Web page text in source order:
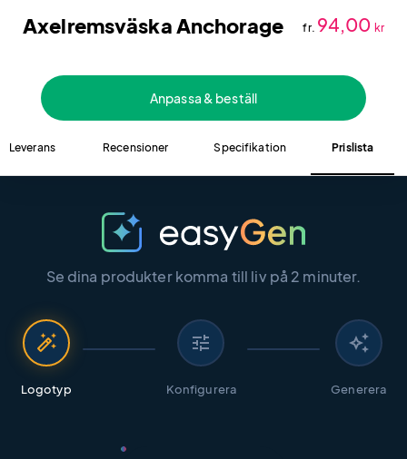
Axelremsväska Anchorage fr. 94,00 kr
Anpassa & beställ
Leverans Recensioner Specifikation Prislista
Se dina produkter komma till liv på 2 minuter.
auto_fix_high
Logotyp
tune
Konfigurera
auto_awesome
Generera